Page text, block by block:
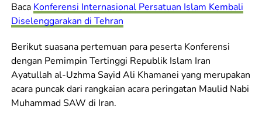
Baca Konferensi Internasional Persatuan Islam Kembali
Diselenggarakan di Tehran
Berikut suasana pertemuan para peserta Konferensi
dengan Pemimpin Tertinggi Republik Islam Iran
Ayatullah al-Uzhma Sayid Ali Khamanei yang merupakan
acara puncak dari rangkaian acara peringatan Maulid Nabi
Muhammad SAW di Iran.